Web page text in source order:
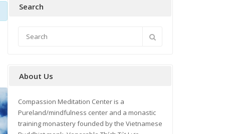
Search
About Us
Compassion Meditation Center is a
Pureland/mindfulness center and a monastic
training monastery founded by the Vietnamese